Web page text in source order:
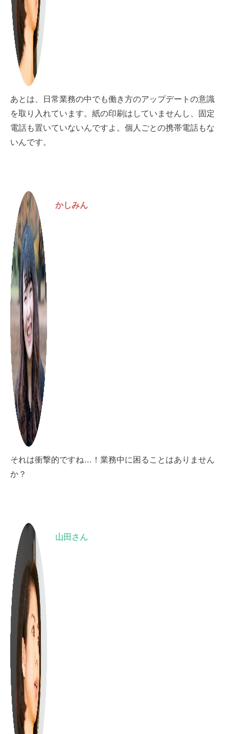
あとは、日常業務の中でも働き方のアップデートの意識
を取り入れています。紙の印刷はしていませんし、固定
電話も置いていないんですよ。個人ごとの携帯電話もな
いんです。
かしみん
それは衝撃的ですね…！業務中に困ることはありません
か？
山田さん